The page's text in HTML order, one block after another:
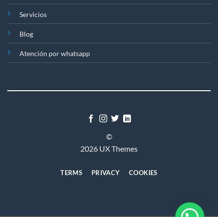
Servicios
Blog
Atención por whatsapp
©
2026 UX Themes
TERMS PRIVACY COOKIES